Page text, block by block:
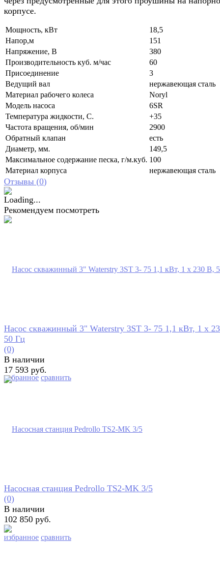
корпусе.
Мощность, кВт
18,5
Напор,м
151
Напряжение, В
380
Производительность куб. м/час
60
Присоединение
3
Ведущий вал
нержавеющая сталь
Материал рабочего колеса
Noryl
Модель насоса
6SR
Температура жидкости, С.
+35
Частота вращения, об/мин
2900
Обратный клапан
есть
Диаметр, мм.
149,5
Максимальное содержание песка, г/м.куб. 100
Материал корпуса
нержавеющая сталь
Отзывы (0)
Рекомендуем посмотреть
избранное сравнить
Насос скважинный 3" Waterstry 3ST 3- 75 1,1 кВт, 1 х
50 Гц
(0)
В наличии
17 593 руб.
избранное сравнить
Насосная станция Pedrollo TS2-MK 3/5
(0)
В наличии
102 850 руб.